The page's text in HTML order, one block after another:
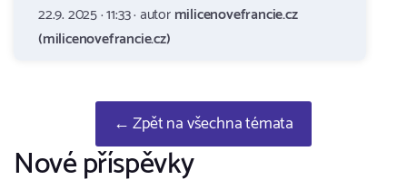
22.9. 2025 · 11:33 · autormilicenovefrancie.cz
(milicenovefrancie.cz)
← Zpět na všechna témata
Nové příspěvky